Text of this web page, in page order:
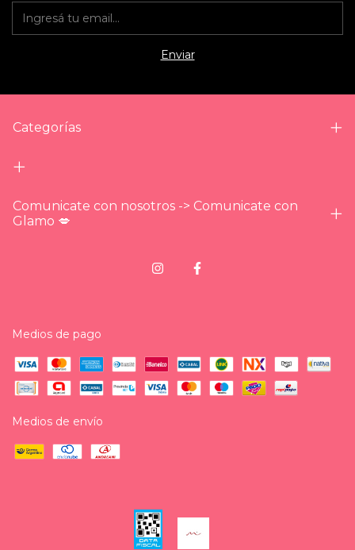
Categorías
Comunicate con nosotros -> Comunicate con
Glamo 💋
Medios de pago
Medios de envío